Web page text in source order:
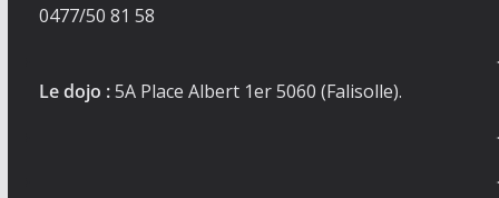
0477/50 81 58
Le dojo :5A Place Albert 1er 5060 (Falisolle).